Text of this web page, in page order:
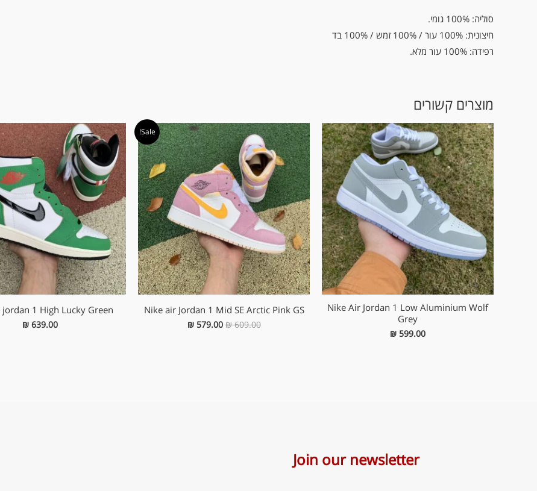
סוליה: 100% גומי.
חיצונית: 100% עור / 100% זמש / 100% בד
רפידה: 100% עור מלא.
מוצרים קשורים
Nike Air Jordan 1 Low Aluminium Wolf
Grey
₪ 599.00
Sale!
Nike air Jordan 1 Mid SE Arctic Pink GS
₪609.00
המחיר
המקורי
היה:
₪ 609.00.
₪579.00
המחיר
הנוכחי
הוא:
₪ 579.00.
1 High Lucky Green
₪ 639.00
Join our newsletter